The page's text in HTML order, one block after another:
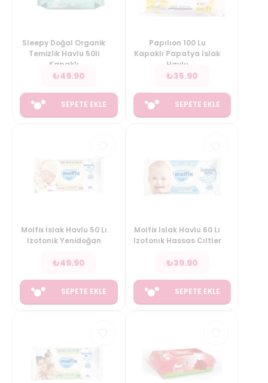
Sleepy Doğal Organik
Temizlik Havlu 50li
Kapaklı
₺49.90
SEPETE EKLE
Papılıon 100 Lu
Kapaklı Papatya Islak
Havlu
₺35.90
SEPETE EKLE
Molfix Islak Havlu 50 Lı
Izotonık Yenidoğan
₺49.90
SEPETE EKLE
Molfix Islak Havlu 60 Lı
Izotonık Hassas Cıltler
₺39.90
SEPETE EKLE